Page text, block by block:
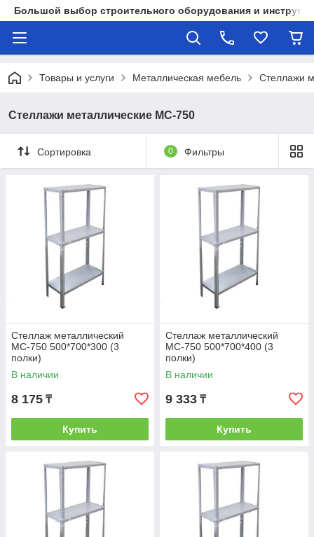
Большой выбор строительного оборудования и
Товары и услуги Металлическая мебель Стеллажи
Стеллажи металлические МС-750
Сортировка 0 Фильтры
Стеллаж металлический
МС-750 500*700*300 (3
полки)
В наличии
8 175 ₸
Купить
Стеллаж металлический
МС-750 500*700*400 (3
полки)
В наличии
9 333 ₸
Купить